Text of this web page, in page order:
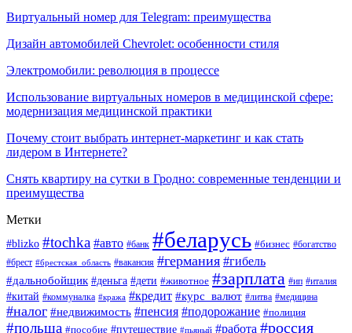
Виртуальный номер для Telegram: преимущества
Дизайн автомобилей Chevrolet: особенности стиля
Электромобили: революция в процессе
Использование виртуальных номеров в медицинской сфере:
модернизация медицинской практики
Почему стоит выбрать интернет-маркетинг и как стать
лидером в Интернете?
Снять квартиру на сутки в Гродно: современные тенденции и
преимущества
Метки
#blizko #tochka #авто #банк #беларусь #бизнес #богатство
#брест #брестская_область #вакансия #германия #гибель
#дальнобойщик #деньга #дети #животное #зарплата #ип #италия
#китай #коммуналка #кража #кредит #курс_валют #литва #медицина
#налог #недвижимость #пенсия #подорожание #полиция
#польша #пособие #путешествие #пьяный #работа #россия